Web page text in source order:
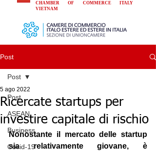
CHAMBER OF COMMERCE ITALY
VIETNAM
Post
Post
ASEAN
Business
Covid-19
Post
Ricercate startups per
investire capitale di rischio
5 ago 2022
Nonostante il mercato delle startup
sia relativamente giovane, è